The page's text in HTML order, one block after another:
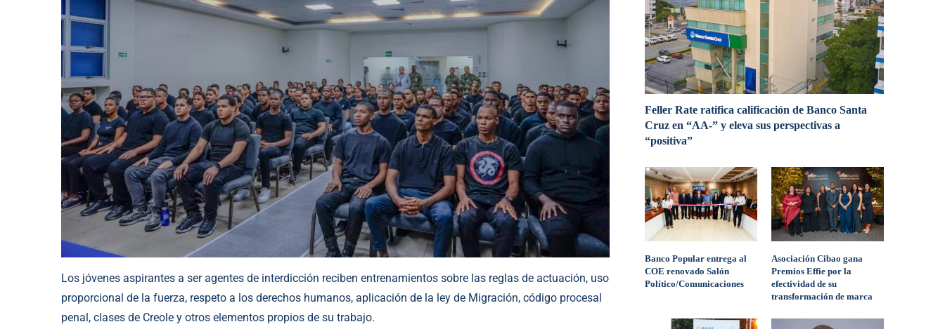
Los jóvenes aspirantes a ser agentes de interdicción reciben entrenamientos sobre las reglas de actuación, uso
proporcional de la fuerza, respeto a los derechos humanos, aplicación de la ley de Migración, código procesal
penal, clases de Creole y otros elementos propios de su trabajo.
Feller Rate ratifica calificación de Banco Santa
Cruz en “AA-” y eleva sus perspectivas a
“positiva”
Banco Popular entrega al
COE renovado Salón
Político/Comunicaciones
Asociación Cibao gana
Premios Effie por la
efectividad de su
transformación de marca